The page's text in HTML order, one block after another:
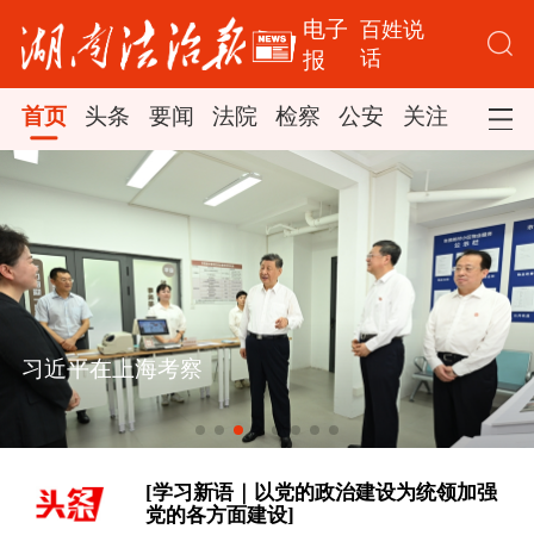
电子
报
百姓说
话
首页 头条 要闻 法院 检察 公安 关注 司法
习近平在上海考察[学习·知行丨“敦煌，我心向往之”]
时政新闻眼丨从四个维度读懂今年以来
中国元首外交
[学习新语｜以党的政治建设为统领加强
党的各方面建设]